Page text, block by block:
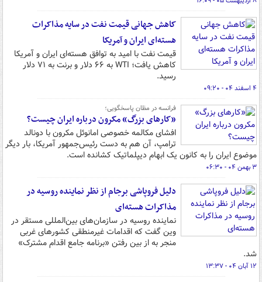
کاهش جهانی قیمت نفت در سایه مذاکرات
هسته‌ای ایران و آمریکا
قیمت نفت با امید به توافق هسته‌ای ایران و آمریکا
کاهش یافت؛ WTI به ۶۶ دلار و برنت به ۷۱ دلار
رسید.
۴ اسفند ۰۴ - ۰۹:۲۰
فرانسه در مظان پاسخگویی؛
«کارهای بزرگ» مکرون درباره ایران چیست؟
افشای مکالمه خصوصی امانوئل مکرون با دونالد
ترامپ، آن هم به دست رئیس‌جمهور آمریکا، بار دیگر
موضوع ایران را به کانون یک ابهام دیپلماتیک کشانده است.
۳ بهمن ۰۴ - ۰۶:۳۰
دلیل فروپاشی برجام از نظر نماینده روسیه در
مذاکرات هسته‌ای
نماینده روسیه در سازمان‌های بین‌المللی مستقر در
وین گفت که اقدامات غیرمنطقی کشورهای غربی
منجر به از بین رفتن «برنامه جامع اقدام مشترک»‌
شد.
۱۲ آبان ۰۴ - ۱۳:۳۷